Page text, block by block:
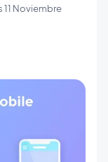
11 Noviembre